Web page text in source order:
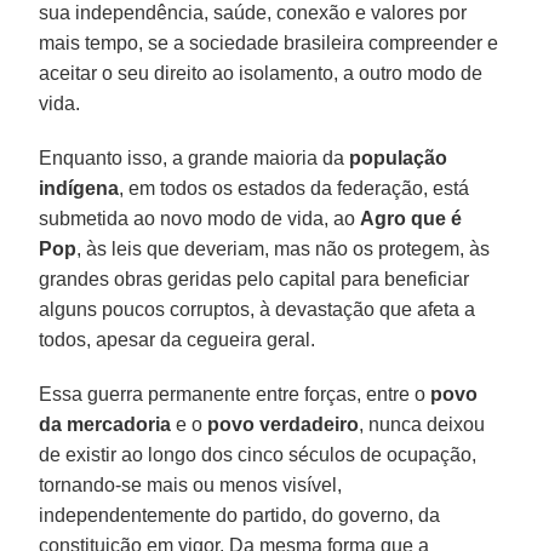
sua independência, saúde, conexão e valores por
mais tempo, se a sociedade brasileira compreender e
aceitar o seu direito ao isolamento, a outro modo de
vida.
Enquanto isso, a grande maioria da população
indígena, em todos os estados da federação, está
submetida ao novo modo de vida, ao Agro que é
Pop, às leis que deveriam, mas não os protegem, às
grandes obras geridas pelo capital para beneficiar
alguns poucos corruptos, à devastação que afeta a
todos, apesar da cegueira geral.
Essa guerra permanente entre forças, entre o povo
da mercadoria e o povo verdadeiro, nunca deixou
de existir ao longo dos cinco séculos de ocupação,
tornando-se mais ou menos visível,
independentemente do partido, do governo, da
constituição em vigor. Da mesma forma que a